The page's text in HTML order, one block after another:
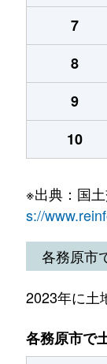
7
8
9
10
※出典：国
s://
各務原市
2023年に土
各務原市で